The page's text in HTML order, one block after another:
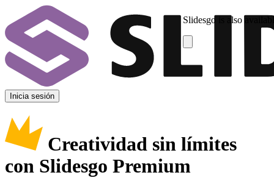
Slidesgo is also
Inicia sesión
Creatividad sin límites
con Slidesgo Premium